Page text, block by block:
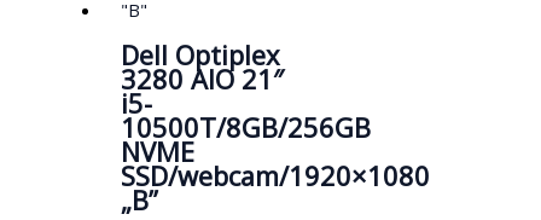
Dell Optiplex
3280 AIO 21″
i5-
10500T/8GB/256GB
NVME
SSD/webcam/1920×1080
„B”